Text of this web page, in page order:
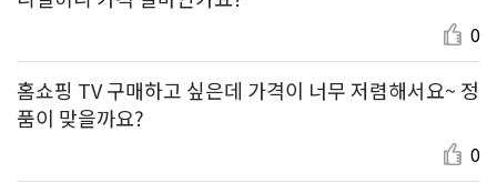
0
홈쇼핑 TV 구매하고 싶은데 가격이 너무 저렴해서요~ 정
품이 맞을까요?
0